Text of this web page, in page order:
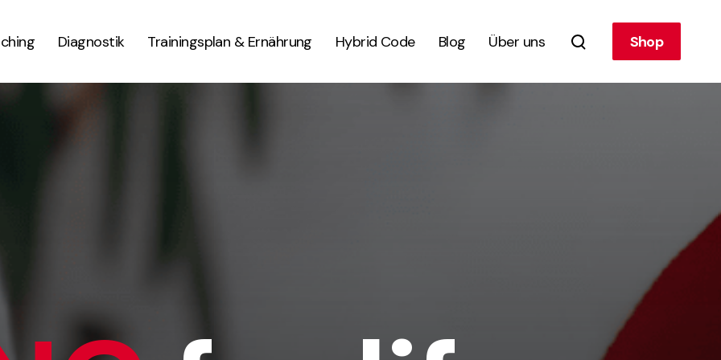
Diagnostik Trainingsplan & Ernährung Hybrid Code Blog Über uns Shop